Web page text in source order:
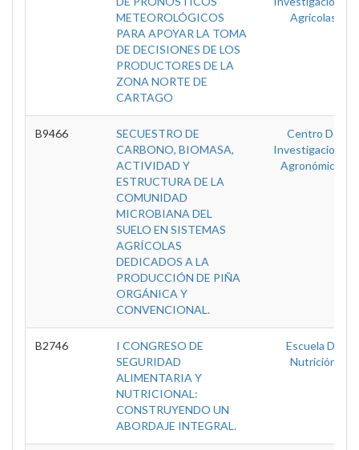
METEOROLÓGICOS
PARA APOYAR LA TOMA
DE DECISIONES DE LOS
PRODUCTORES DE LA
ZONA NORTE DE
CARTAGO
Agrícolas
B9466
SECUESTRO DE
CARBONO, BIOMASA,
ACTIVIDAD Y
ESTRUCTURA DE LA
COMUNIDAD
MICROBIANA DEL
SUELO EN SISTEMAS
AGRÍCOLAS
DEDICADOS A LA
PRODUCCIÓN DE PIÑA
ORGÁNICA Y
CONVENCIONAL.
Centro De
Investigaciones
Agronómicas
B2746
I CONGRESO DE
SEGURIDAD
ALIMENTARIA Y
NUTRICIONAL:
CONSTRUYENDO UN
ABORDAJE INTEGRAL.
Escuela De
Nutrición